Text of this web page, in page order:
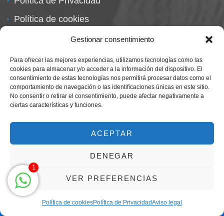
Gestionar consentimiento
Para ofrecer las mejores experiencias, utilizamos tecnologías como las
cookies para almacenar y/o acceder a la información del dispositivo. El
consentimiento de estas tecnologías nos permitirá procesar datos como el
comportamiento de navegación o las identificaciones únicas en este sitio.
No consentir o retirar el consentimiento, puede afectar negativamente a
ciertas características y funciones.
ACEPTAR
DENEGAR
VER PREFERENCIAS
Política de cookiesPolítica de PrivacidadAviso legal
Política de cookies
Política de devoluciones
Marca Registrada
Clic para llamar solo de 9h a 21h
1